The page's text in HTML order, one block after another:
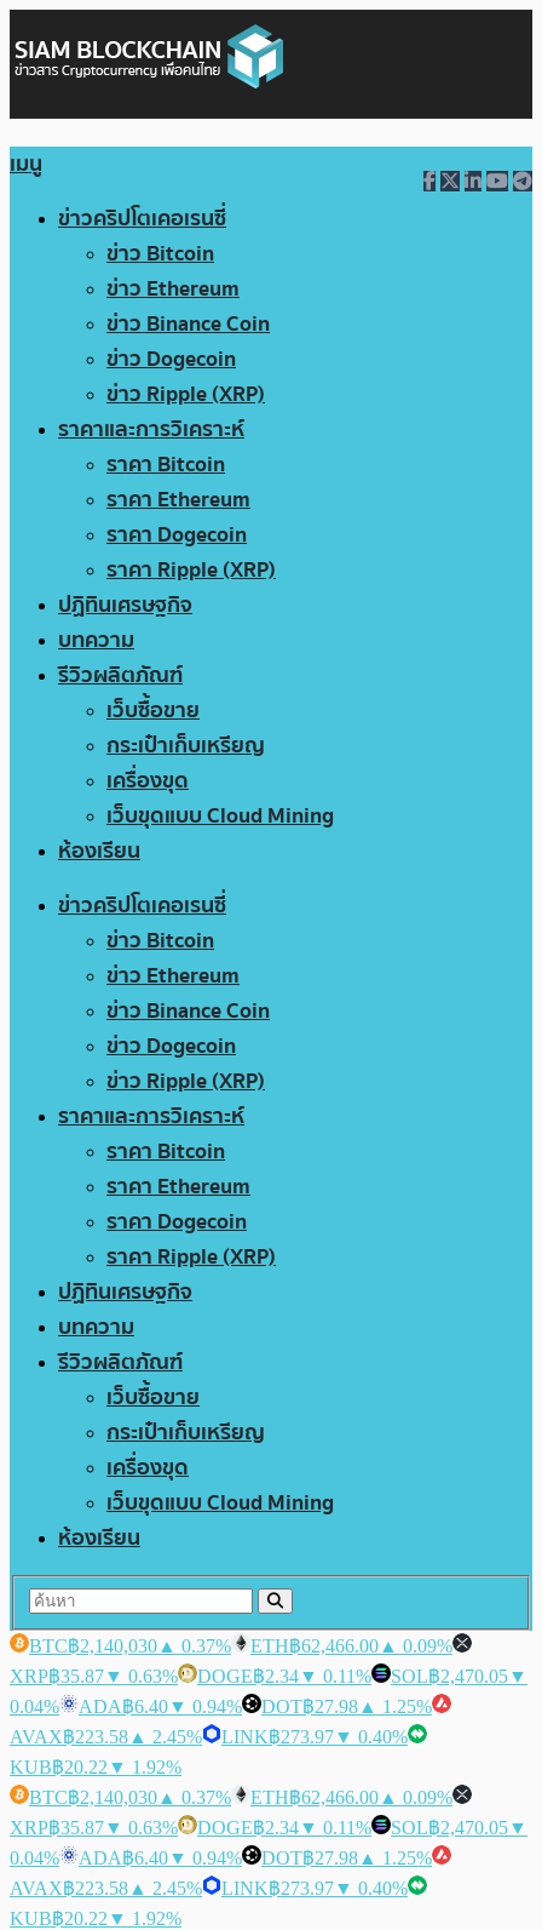
เมนู
ข่าวคริปโตเคอเรนซี่
ข่าว Bitcoin
ข่าว Ethereum
ข่าว Binance Coin
ข่าว Dogecoin
ข่าว Ripple (XRP)
ราคาและการวิเคราะห์
ราคา Bitcoin
ราคา Ethereum
ราคา Dogecoin
ราคา Ripple (XRP)
ปฏิทินเศรษฐกิจ
บทความ
รีวิวผลิตภัณฑ์
เว็บซื้อขาย
กระเป๋าเก็บเหรียญ
เครื่องขุด
เว็บขุดแบบ Cloud Mining
ห้องเรียน
ข่าวคริปโตเคอเรนซี่
ข่าว Bitcoin
ข่าว Ethereum
ข่าว Binance Coin
ข่าว Dogecoin
ข่าว Ripple (XRP)
ราคาและการวิเคราะห์
ราคา Bitcoin
ราคา Ethereum
ราคา Dogecoin
ราคา Ripple (XRP)
ปฏิทินเศรษฐกิจ
บทความ
รีวิวผลิตภัณฑ์
เว็บซื้อขาย
กระเป๋าเก็บเหรียญ
เครื่องขุด
เว็บขุดแบบ Cloud Mining
ห้องเรียน
BTC฿2,140,030 ▲ 0.37% ETH฿62,466.00 ▲ 0.09%
XRP฿35.87▼ 0.63% DOGE฿2.34▼ 0.11% SOL฿2,470.05▼
0.04%
ADA฿6.40▼ 0.94% DOT฿27.98 ▲ 1.25%
AVAX฿223.58 ▲ 2.45% LINK฿273.97▼ 0.40%
KUB฿20.22 ▼ 1.92%
BTC฿2,140,030 ▲ 0.37% ETH฿62,466.00 ▲ 0.09%
XRP฿35.87▼ 0.63% DOGE฿2.34▼ 0.11% SOL฿2,470.05▼
0.04%
ADA฿6.40▼ 0.94% DOT฿27.98 ▲ 1.25%
AVAX฿223.58 ▲ 2.45% LINK฿273.97▼ 0.40%
KUB฿20.22 ▼ 1.92%